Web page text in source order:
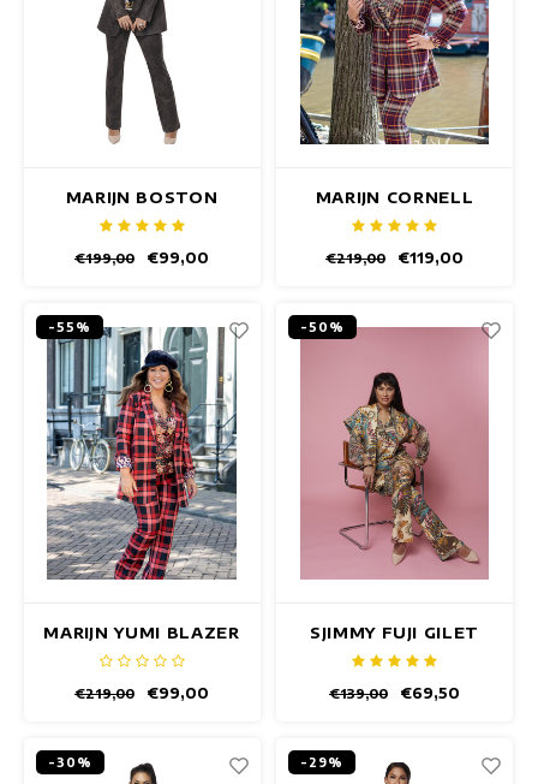
MARIJN BOSTON
BLAZER
€199,00 €99,00
MARIJN CORNELL
BLAZER
€219,00 €119,00
-55%
MARIJN YUMI BLAZER
€219,00 €99,00
-50%
SJIMMY FUJI GILET
€139,00 €69,50
-30% -29%